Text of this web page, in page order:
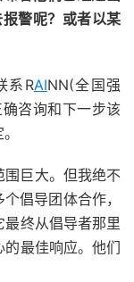
警呢？或者以某
系RAINN(全国强
咨询和下一步该
巨大。但我绝不
倡导团体合作，
终从倡导者那里
最佳响应。他们